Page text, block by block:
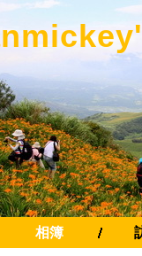
相簿